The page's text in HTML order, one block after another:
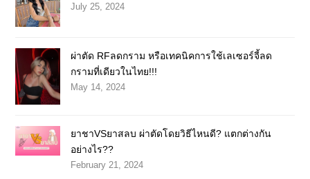
July 25, 2024
ผ่าตัด RFลดกราม หรือเทคนิคการใช้เลเซอร์จี้ลด
กรามที่เดียวในไทย!!!
May 14, 2024
ยาชาVSยาสลบ ผ่าตัดโดยวิธีไหนดี? แตกต่างกัน
อย่างไร??
February 21, 2024